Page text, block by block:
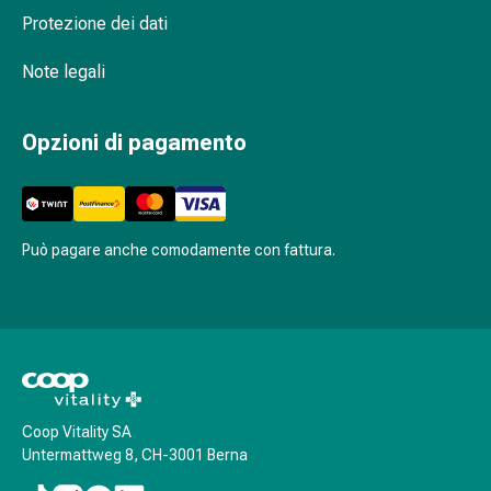
Stress
sonno
Sbalzi
Disturbi
del
sonno
per
il
naso
Disturbi
Protezione dei dati
Note legali
Opzioni di pagamento
Può pagare anche comodamente con fattura.
Coop Vitality SA
Untermattweg 8, CH-3001 Berna